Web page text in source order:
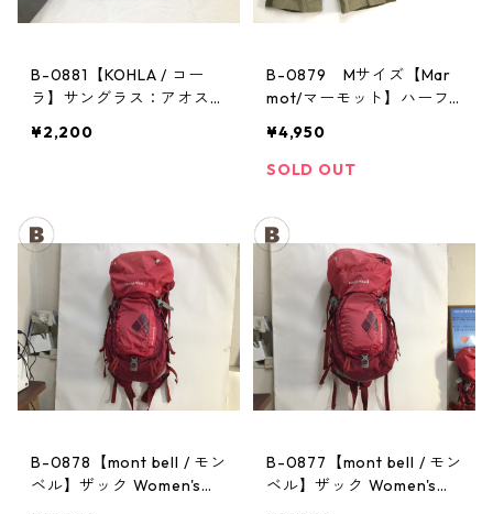
B-0881【KOHLA / コー
ラ】サングラス：アオスタ
¥2,200
B-0879 Mサイズ【Mar
mot/マーモット】ハーフ
Men's BGOL
¥4,950
SOLD OUT
B-0878【mont bell / モン
ベル】ザック Women's：
B-0877【mont bell / モン
ベル】ザック Women's：